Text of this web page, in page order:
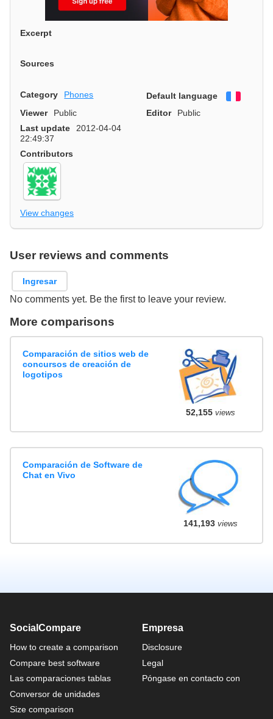
Excerpt
Sources
Category Phones Default language
Viewer
Public Editor
Public
Last update
2012-04-04
22:49:37
Contributors
View changes
User reviews and comments
Ingresar
No comments yet. Be the first to leave your review.
More comparisons
Comparación de sitios web de
concursos de creación de
logotipos
52,155views
Comparación de Software de
Chat en Vivo
141,193views
SocialCompare
How to create a comparison
Compare best software
Las comparaciones tablas
Conversor de unidades
Size comparison
Empresa
Disclosure
Legal
Póngase en contacto con